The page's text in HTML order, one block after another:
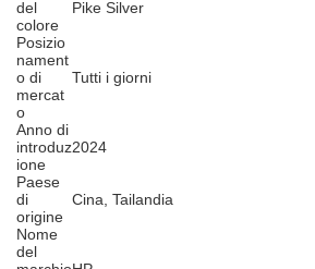
del
colore
Pike Silver
Posizio
nament
o di
mercat
o
Tutti i giorni
Anno di
introduz
ione
2024
Paese
di
origine
Cina, Tailandia
Nome
del